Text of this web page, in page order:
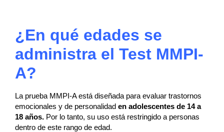
¿En qué edades se
administra el Test MMPI-
A?
La prueba MMPI-A está diseñada para evaluar trastornos
emocionales y de personalidad en adolescentes de 14 a
18 años. Por lo tanto, su uso está restringido a personas
dentro de este rango de edad.